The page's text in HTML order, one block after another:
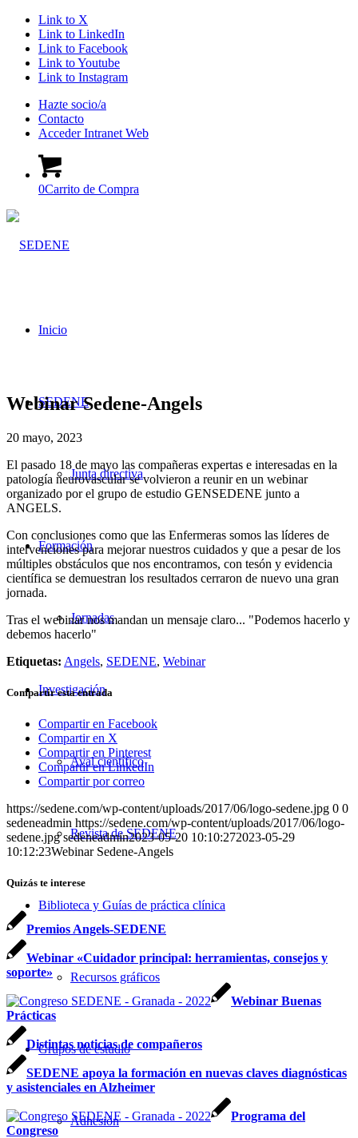
Link to X
Link to LinkedIn
Link to Facebook
Link to Youtube
Link to Instagram
Hazte socio/a
Contacto
Acceder Intranet Web
0Carrito de Compra
Inicio
SEDENE
Junta directiva
Formación
Jornadas
Investigación
Aval científico
Revista de SEDENE
Biblioteca y Guías de práctica clínica
Recursos gráficos
Grupos de estudio
Adhesión
Webinar Sedene-Angels
20 mayo, 2023
El pasado 18 de mayo las compañeras expertas e interesadas en la
patología neurovascular se volvieron a reunir en un webinar
organizado por el grupo de estudio GENSEDENE junto a
ANGELS.
Con conclusiones como que las Enfermeras somos las líderes de
intervenciones para mejorar nuestros cuidados y que a pesar de los
múltiples obstáculos que nos encontramos, con tesón y evidencia
científica se demuestran los resultados cerraron de nuevo una gran
jornada.
Tras el webinar nos mandan un mensaje claro... "Podemos hacerlo y
debemos hacerlo"
Etiquetas: Angels, SEDENE, Webinar
Compartir esta entrada
Compartir en Facebook
Compartir en X
Compartir en Pinterest
Compartir en LinkedIn
Compartir por correo
https://sedene.com/wp-content/uploads/2017/06/logo-sedene.jpg 0 0
sedeneadmin https://sedene.com/wp-content/uploads/2017/06/logo-
sedene.jpg sedeneadmin2023-05-20 10:10:272023-05-29
10:12:23Webinar Sedene-Angels
Quizás te interese
Premios Angels-SEDENE
Webinar «Cuidador principal: herramientas, consejos y
soporte»
Webinar Buenas
Prácticas
Distintas noticias de compañeros
SEDENE apoya la formación en nuevas claves diagnósticas
y asistenciales en Alzheimer
Programa del
Congreso